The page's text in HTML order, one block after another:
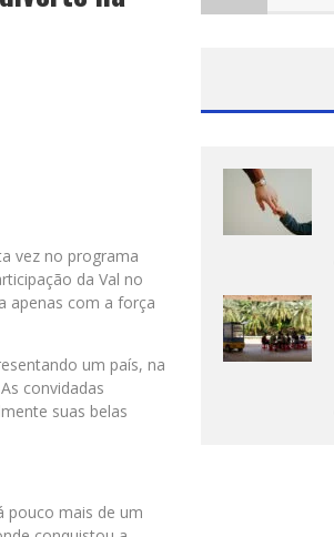
vez no programa
da Val no
apenas com a força
um país, na
convidadas
suas belas
pouco mais de um